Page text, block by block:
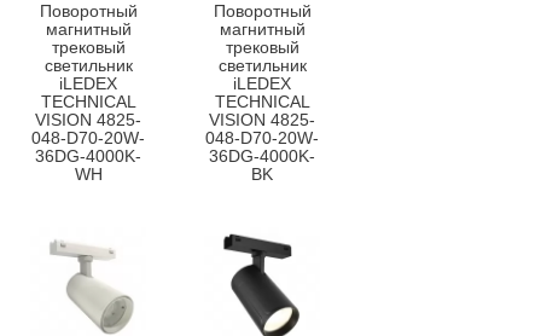
Поворотный
магнитный
трековый
светильник
iLEDEX
TECHNICAL
VISION 4825-
048-D70-20W-
36DG-4000K-
WH
Поворотный
магнитный
трековый
светильник
iLEDEX
TECHNICAL
VISION 4825-
048-D70-20W-
36DG-4000K-
BK